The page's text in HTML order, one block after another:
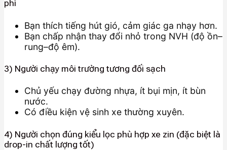
phí
Bạn thích tiếng hút gió, cảm giác ga nhạy hơn.
Bạn chấp nhận thay đổi nhỏ trong NVH (độ ồn–
rung–độ êm).
3) Người chạy môi trường tương đối sạch
Chủ yếu chạy đường nhựa, ít bụi mịn, ít bùn
nước.
Có điều kiện vệ sinh xe thường xuyên.
4) Người chọn đúng kiểu lọc phù hợp xe zin (đặc biệt là
drop-in chất lượng tốt)